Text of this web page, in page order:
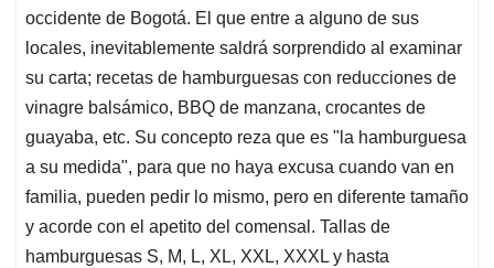
occidente de Bogotá. El que entre a alguno de sus
locales, inevitablemente saldrá sorprendido al examinar
su carta; recetas de hamburguesas con reducciones de
vinagre balsámico, BBQ de manzana, crocantes de
guayaba, etc. Su concepto reza que es "la hamburguesa
a su medida", para que no haya excusa cuando van en
familia, pueden pedir lo mismo, pero en diferente tamaño
y acorde con el apetito del comensal. Tallas de
hamburguesas S, M, L, XL, XXL, XXXL y hasta